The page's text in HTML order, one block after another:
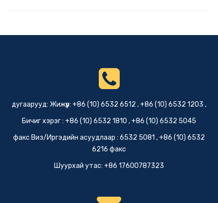
дугаарууд: Жижүүр: +86 (10) 6532 6512 , +86 (10) 6532 1203 ,
Бичиг хэрэг : +86 (10) 6532 1810 , +86 (10) 6532 5045
факс Виз/Иргэдийн асуудлаар : 6532 5081 , +86 (10) 6532
6216 факс
Шуурхай утас: +86 17600787323